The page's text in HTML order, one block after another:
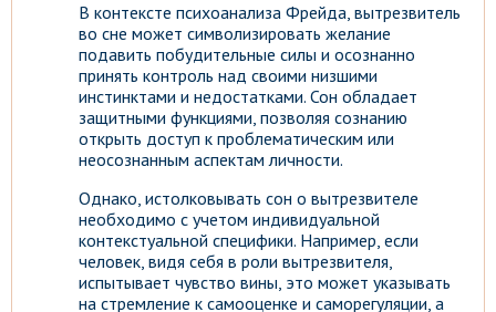
В контексте психоанализа Фрейда, вытрезвитель
во сне может символизировать желание
подавить побудительные силы и осознанно
принять контроль над своими низшими
инстинктами и недостатками. Сон обладает
защитными функциями, позволяя сознанию
открыть доступ к проблематическим или
неосознанным аспектам личности.
Однако, истолковывать сон о вытрезвителе
необходимо с учетом индивидуальной
контекстуальной специфики. Например, если
человек, видя себя в роли вытрезвителя,
испытывает чувство вины, это может указывать
на стремление к самооценке и саморегуляции, а